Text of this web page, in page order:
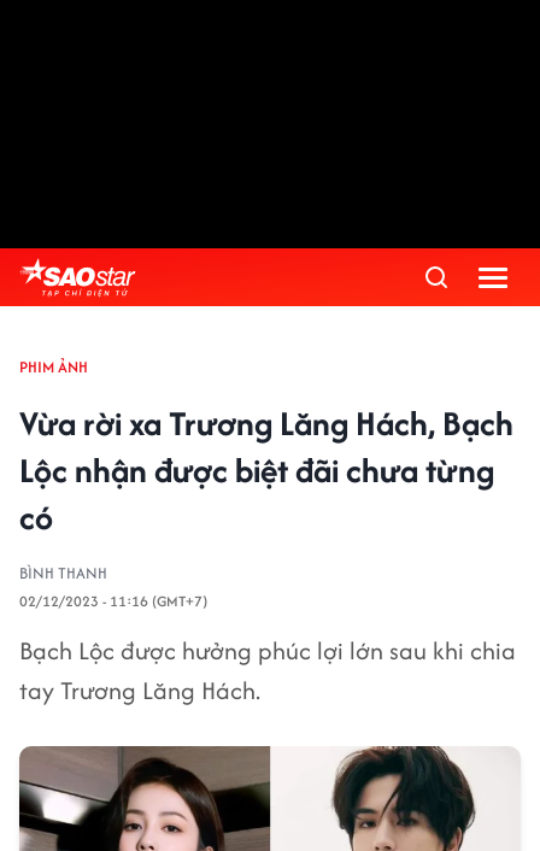
PHIM ẢNH
Vừa rời xa Trương Lăng Hách, Bạch
Lộc nhận được biệt đãi chưa từng
có
BÌNH THANH
02/12/2023 - 11:16 (GMT+7)
Bạch Lộc được hưởng phúc lợi lớn sau khi chia
tay Trương Lăng Hách.